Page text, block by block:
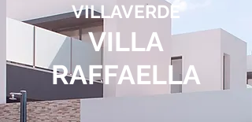
VILLAVERDE
VILLA
RAFFAELLA